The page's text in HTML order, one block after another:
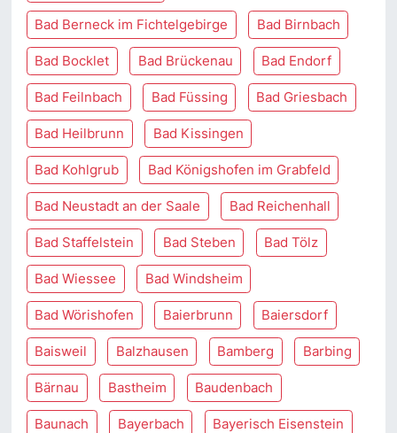
Bad Berneck im Fichtelgebirge Bad Birnbach
Bad Bocklet Bad Brückenau Bad Endorf
Bad Feilnbach Bad Füssing Bad Griesbach
Bad Heilbrunn Bad Kissingen
Bad Kohlgrub Bad Königshofen im Grabfeld
Bad Neustadt an der Saale Bad Reichenhall
Bad Staffelstein Bad Steben Bad Tölz
Bad Wiessee Bad Windsheim
Bad Wörishofen Baierbrunn Baiersdorf
Baisweil Balzhausen Bamberg Barbing
Bärnau Bastheim Baudenbach
Baunach Bayerbach Bayerisch Eisenstein